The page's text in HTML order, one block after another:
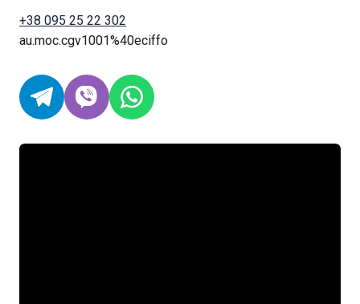
+38 095 25 22 302
au.moc.cgv1001%40eciffo